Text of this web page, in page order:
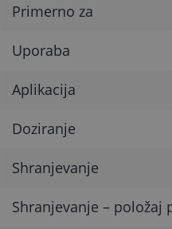
Primerno za
Uporaba
Aplikacija
Doziranje
Shranjevanje
Shranjevanje – položaj